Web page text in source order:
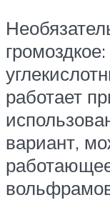
работает
вариант,